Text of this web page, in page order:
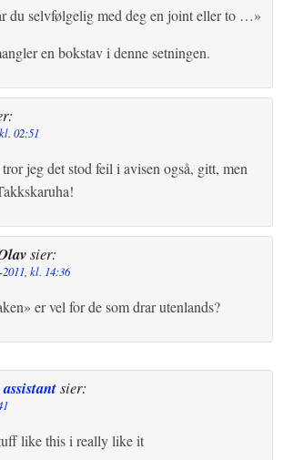
du selvfølgelig med deg en joint eller to …»
en bokstav i denne setningen.
02:51
jeg det stod feil i avisen også, gitt, men
sier:
2011, kl. 14:36
er vel for de som drar utenlands?
sier:
like this i really like it